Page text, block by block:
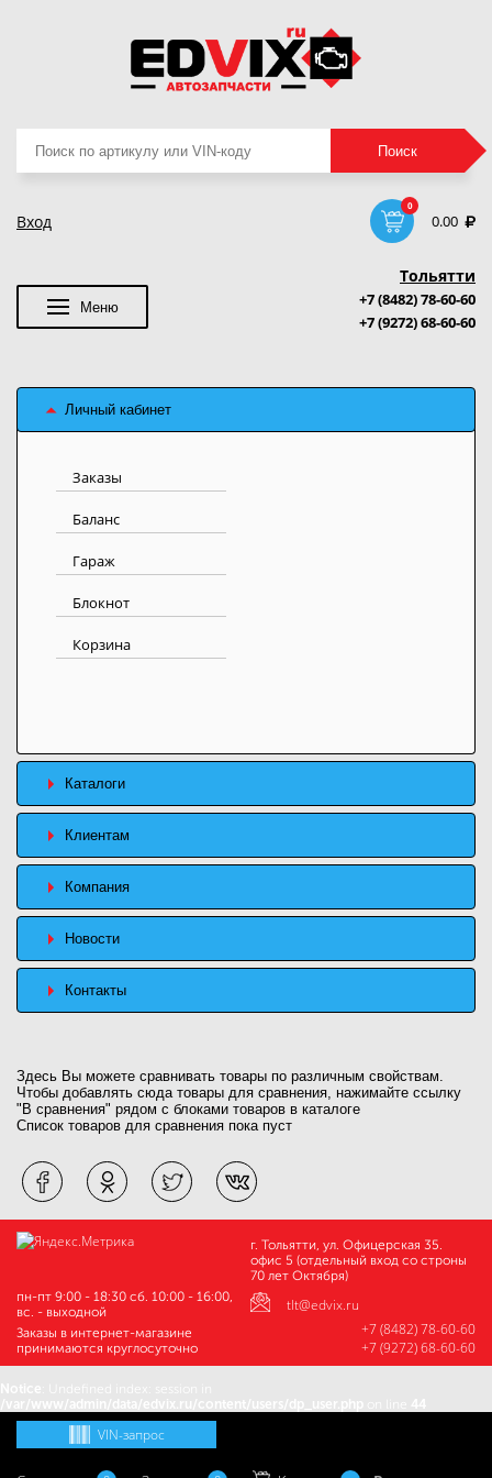
товаров
Поиск
Вход
0
0.00
Тольятти
+7 (8482) 78-60-60
+7 (9272) 68-60-60
Меню
Личный кабинет
Заказы
Баланс
Гараж
Блокнот
Корзина
Каталоги
Клиентам
Компания
Новости
Контакты
Здесь Вы можете сравнивать товары по различным свойствам.
Чтобы добавлять сюда товары для сравнения, нажимайте ссылку
"В сравнения" рядом с блоками товаров в каталоге
Список товаров для сравнения пока пуст
г. Тольятти, ул. Офицерская 35.
офис 5 (отдельный вход со строны
70 лет Октября)
пн-пт 9:00 - 18:30 сб. 10:00 - 16:00,
вс. - выходной
tlt@edvix.ru
Заказы в интернет-магазине
принимаются круглосуточно
+7 (8482) 78-60-60
+7 (9272) 68-60-60
VIN-запрос